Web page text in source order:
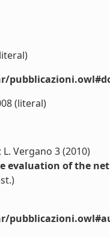
(literal)
Vergano 3 (2010)
evaluation of the